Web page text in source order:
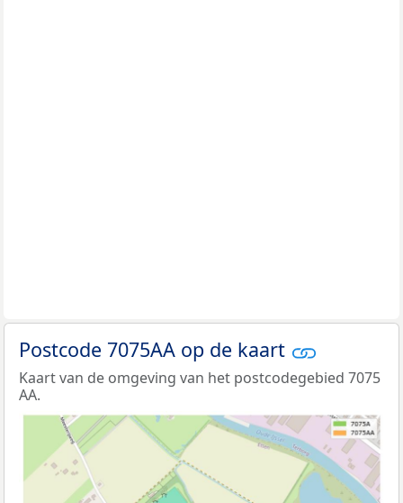
Postcode 7075AA op de kaart
Kaart van de omgeving van het postcodegebied 7075
AA.